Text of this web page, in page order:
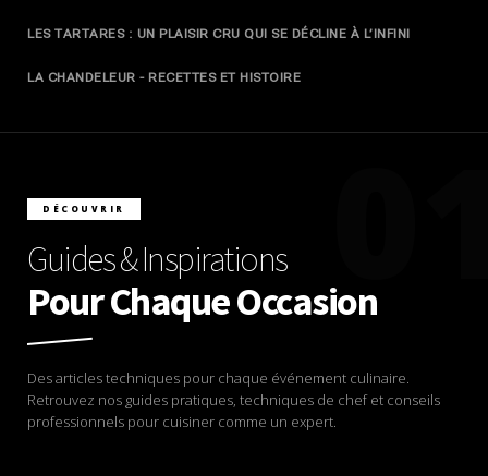
LES TARTARES : UN PLAISIR CRU QUI SE DÉCLINE À L’INFINI
LA CHANDELEUR - RECETTES ET HISTOIRE
DÉCOUVRIR
Guides & Inspirations
Pour Chaque Occasion
Des articles techniques pour chaque événement culinaire.
Retrouvez nos guides pratiques, techniques de chef et conseils
professionnels pour cuisiner comme un expert.